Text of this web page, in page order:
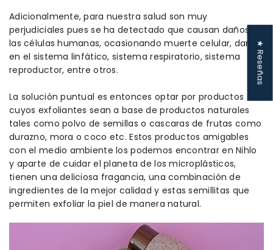
Adicionalmente, para nuestra salud son muy
perjudiciales pues se ha detectado que causan daños en
las células humanas, ocasionando muerte celular, daños
en el sistema linfático, sistema respiratorio, sistema
reproductor, entre otros.
La solución puntual es entonces optar por productos
cuyos exfoliantes sean a base de productos naturales
tales como polvo de semillas o cascaras de frutas como
durazno, mora o coco etc. Estos productos amigables
con el medio ambiente los podemos encontrar en Nihlo
y aparte de cuidar el planeta de los microplásticos,
tienen una deliciosa fragancia, una combinación de
ingredientes de la mejor calidad y estas semillitas que
permiten exfoliar la piel de manera natural.
★ Reseñas